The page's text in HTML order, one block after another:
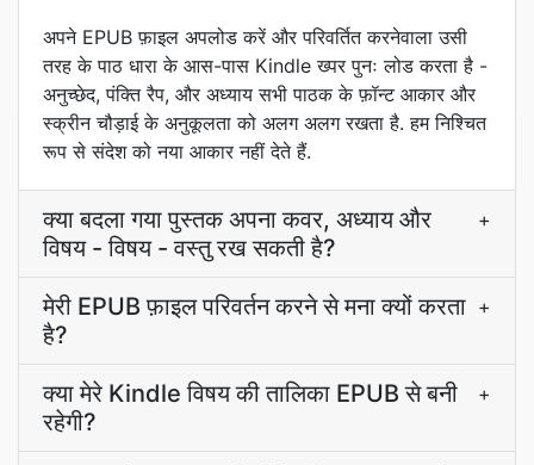
अपने EPUB फ़ाइल अपलोड करें और परिवर्तित करनेवाला उसी
तरह के पाठ धारा के आस-पास Kindle ख्पर पुनः लोड करता है -
अनुच्छेद, पंक्ति रैप, और अध्याय सभी पाठक के फ़ॉन्ट आकार और
स्क्रीन चौड़ाई के अनुकूलता को अलग अलग रखता है. हम निश्चित
रूप से संदेश को नया आकार नहीं देते हैं.
क्या बदला गया पुस्तक अपना कवर, अध्याय और
विषय - विषय - वस्तु रख सकती है?
+
मेरी EPUB फ़ाइल परिवर्तन करने से मना क्यों करता
है?
+
क्या मेरे Kindle विषय की तालिका EPUB से बनी
रहेगी?
+